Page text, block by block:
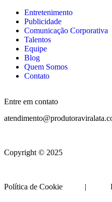
Entretenimento
Publicidade
Comunicação Corporativa
Talentos
Equipe
Blog
Quem Somos
Contato
Entre em contato
Copyright © 2025
Política de Cookie |